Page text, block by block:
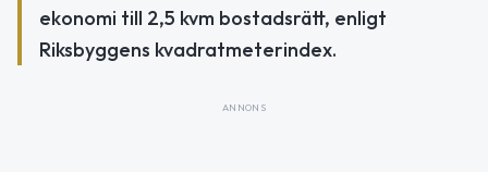
ekonomi till 2,5 kvm bostadsrätt, enligt
Riksbyggens kvadratmeterindex.
ANNONS